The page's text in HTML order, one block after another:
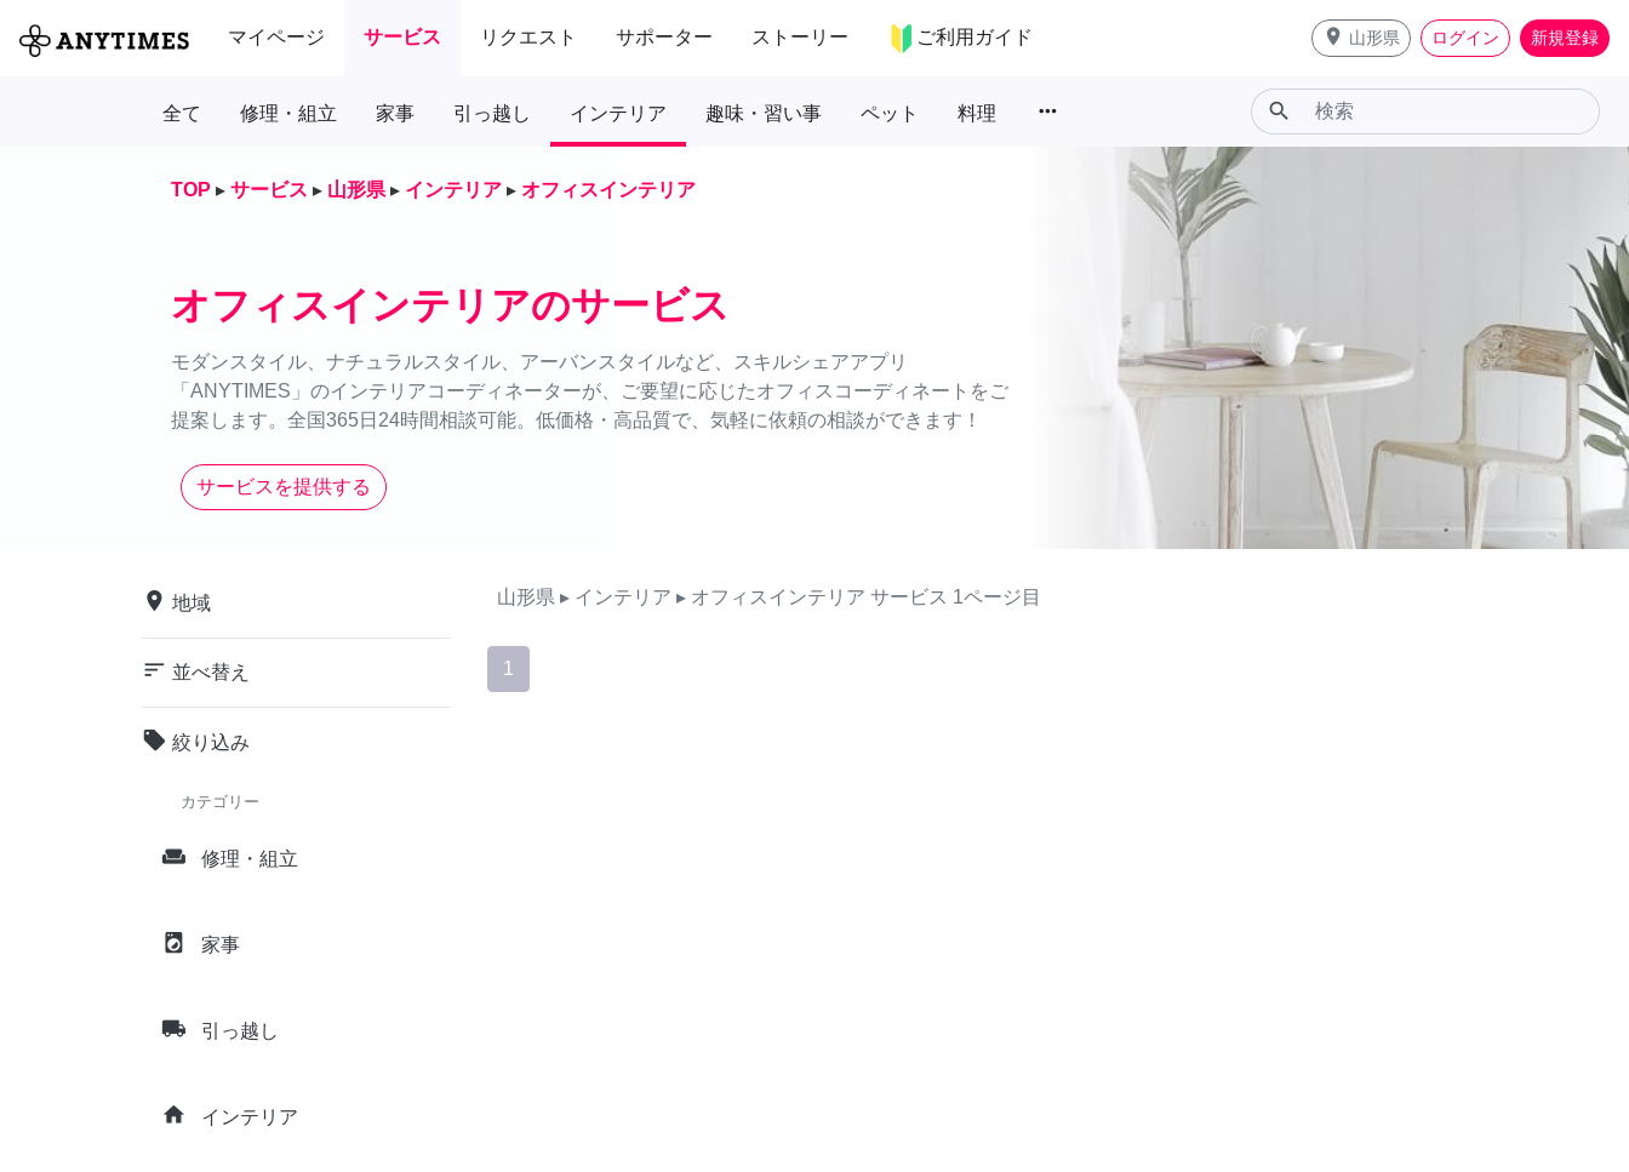
マイページ サービス リクエスト サポーター ストーリー ご利用ガイド place 山形県 ログイン 新規登録
全て 修理・組立 家事 引っ越し インテリア 趣味・習い事 ペット 料理 more_horiz search
TOP ▸ サービス ▸ 山形県 ▸ インテリア ▸ オフィスインテリア
オフィスインテリアのサービス
モダンスタイル、ナチュラルスタイル、アーバンスタイルなど、スキルシェアアプリ
「ANYTIMES」のインテリアコーディネーターが、ご要望に応じたオフィスコーディネートをご
提案します。全国365日24時間相談可能。低価格・高品質で、気軽に依頼の相談ができます！
サービスを提供する
place 地域
sort 並べ替え
local_offer 絞り込み
カテゴリー
weekend 修理・組立
local_laundry_service 家事
local_shipping 引っ越し
home インテリア
山形県 ▸ インテリア ▸ オフィスインテリア サービス 1ページ目
1